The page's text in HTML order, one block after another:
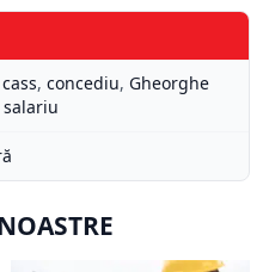
cass, concediu, Gheorghe
salariu